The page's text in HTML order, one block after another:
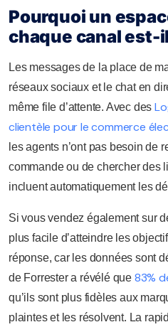
Pourquoi un
chaque canal est-
Les messages de la place de
réseaux sociaux et le chat en
même file d’attente. Avec des
clientèle pour le commerce
les agents n’ont pas besoin de
commande ou de chercher des
incluent automatiquement les
Si vous vendez également sur
plus facile d’atteindre les
réponse, car les données sont
de Forrester a révélé que 83%
qu’ils sont plus fidèles aux
plaintes et les résolvent. La